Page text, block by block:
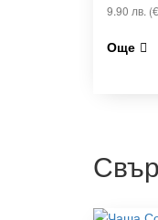
9.90 лв.
Още